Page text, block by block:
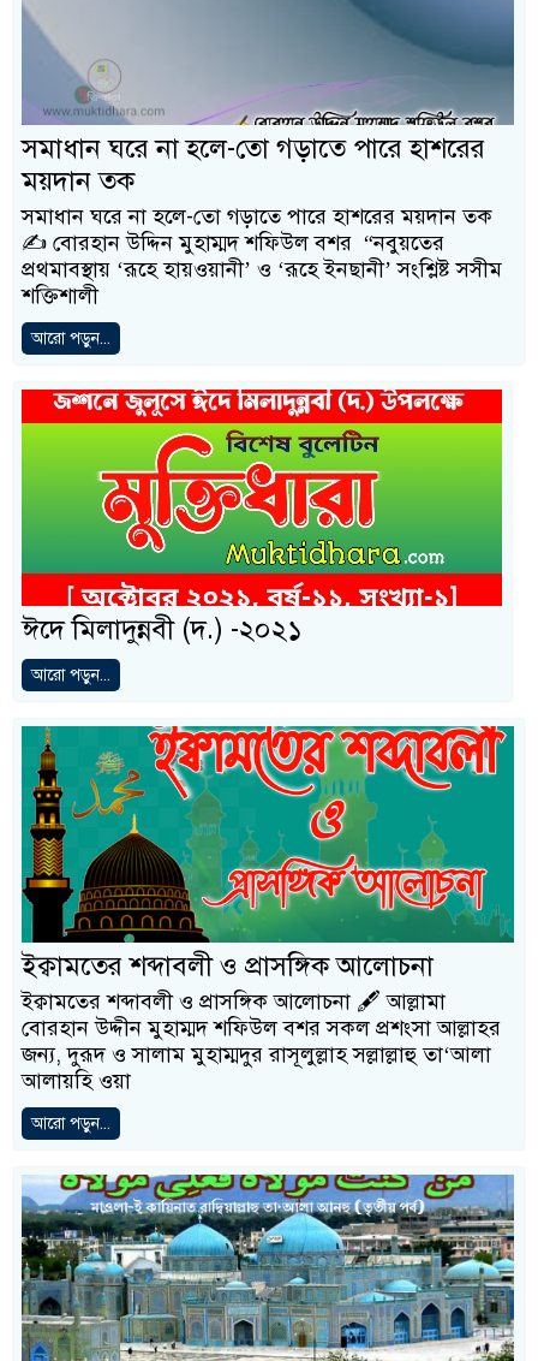
সমাধান ঘরে না হলে-তো গড়াতে পারে হাশরের
ময়দান তক
সমাধান ঘরে না হলে-তো গড়াতে পারে হাশরের ময়দান তক
✍️ বোরহান উদ্দিন মুহাম্মদ শফিউল বশর “নবুয়তের
প্রথমাবস্থায় ‘রূহে হায়ওয়ানী’ ও ‘রূহে ইনছানী’ সংশ্লিষ্ট সসীম
শক্তিশালী
আরো পড়ুন...
ঈদে মিলাদুন্নবী (দ.) -২০২১
আরো পড়ুন...
ইক্বামতের শব্দাবলী ও প্রাসঙ্গিক আলোচনা
ইক্বামতের শব্দাবলী ও প্রাসঙ্গিক আলোচনা 🖋️ আল্লামা
বোরহান উদ্দীন মুহাম্মদ শফিউল বশর সকল প্রশংসা আল্লাহর
জন্য, দুরূদ ও সালাম মুহাম্মদুর রাসূলুল্লাহ সল্লাল্লাহু তা‘আলা
আলায়হি ওয়া
আরো পড়ুন...